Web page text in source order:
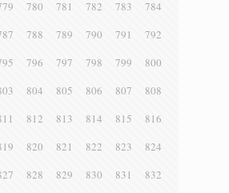
780 781 782 783
784
788 789 790 791
792
796 797 798 799
800
804 805 806 807
808
812 813 814 815
816
820 821 822 823
824
828 829 830 831
832